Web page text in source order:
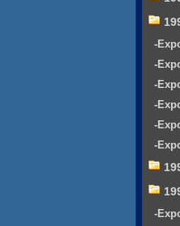
-
-
-
-
-
-
-